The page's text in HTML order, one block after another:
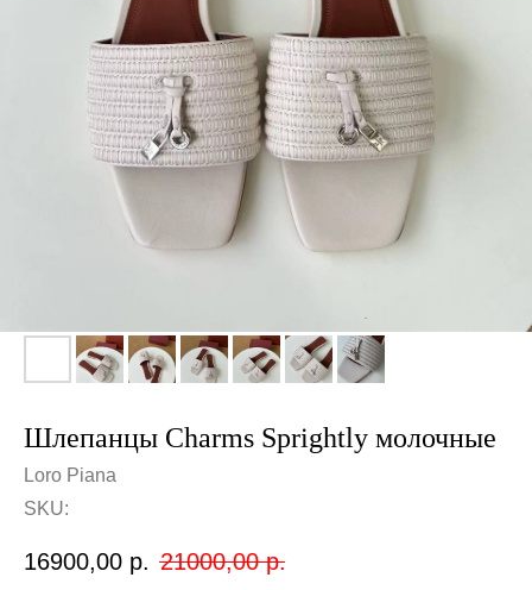
Шлепанцы Charms Sprightly молочные
Loro Piana
SKU:
16900,00 р. 21000,00 р.